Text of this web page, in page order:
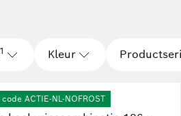
1
Kleur
ACTIE-NL-NOFROST